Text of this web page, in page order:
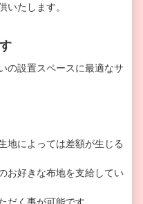
いたします。
の設置スペースに最適なサ
地によっては差額が生じる
お好きな布地を支給してい
だく事が可能です。